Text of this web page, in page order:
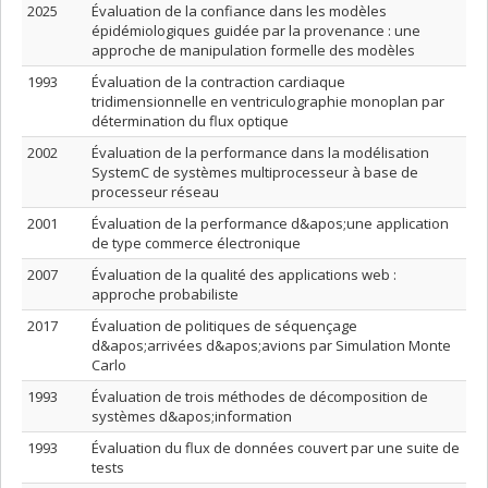
2025
Évaluation de la confiance dans les modèles
épidémiologiques guidée par la provenance : une
approche de manipulation formelle des modèles
1993
Évaluation de la contraction cardiaque
tridimensionnelle en ventriculographie monoplan par
détermination du flux optique
2002
Évaluation de la performance dans la modélisation
SystemC de systèmes multiprocesseur à base de
processeur réseau
2001
Évaluation de la performance d&apos;une application
de type commerce électronique
2007
Évaluation de la qualité des applications web :
approche probabiliste
2017
Évaluation de politiques de séquençage
d&apos;arrivées d&apos;avions par Simulation Monte
Carlo
1993
Évaluation de trois méthodes de décomposition de
systèmes d&apos;information
1993
Évaluation du flux de données couvert par une suite de
tests